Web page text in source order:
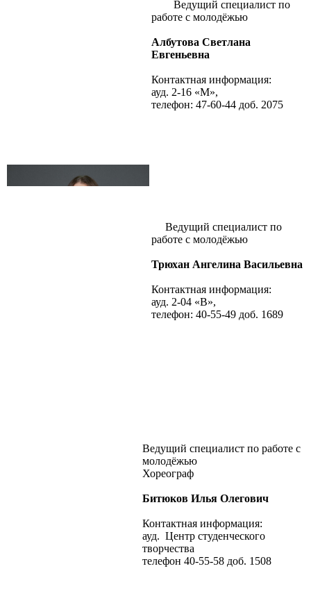
Ведущий специалист по
работе с молодёжью
Албутова Светлана
Евгеньевна
Контактная информация:
ауд. 2-16 «М»,
телефон: 47-60-44 доб. 2075
Ведущий специалист по
работе с молодёжью
Трюхан Ангелина Васильевна
Контактная информация:
ауд. 2-04 «В»,
телефон: 40-55-49 доб. 1689
Ведущий специалист по работе с
молодёжью
Хореограф
Битюков Илья Олегович
Контактная информация:
ауд. Центр студенческого
творчества
телефон 40-55-58 доб. 1508